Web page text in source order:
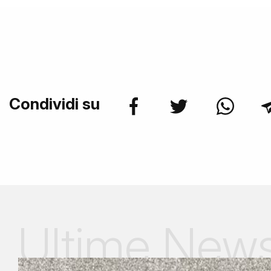
Condividi su
Ultime